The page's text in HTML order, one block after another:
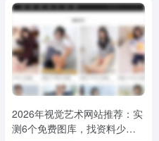
2026年视觉艺术网站推荐：实
测6个免费图库，找资料少踩